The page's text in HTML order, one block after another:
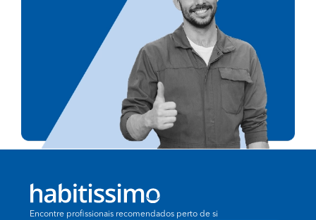
Encontre profissionais recomendados perto de si